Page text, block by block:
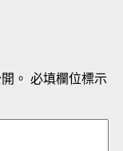
。 必填欄位標示